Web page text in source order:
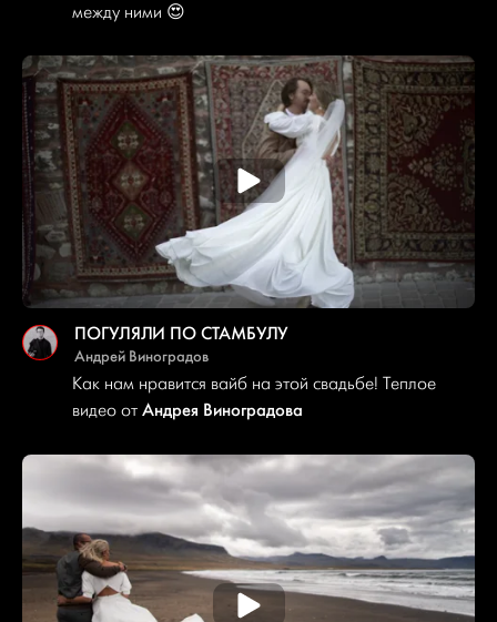
между ними 😍
ПОГУЛЯЛИ ПО СТАМБУЛУ
Андрей Виноградов
Как нам нравится вайб на этой свадьбе! Теплое
видео от Андрея Виноградова